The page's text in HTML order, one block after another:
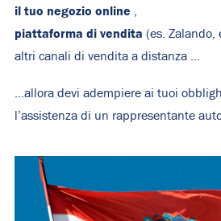
il tuo negozio online
piattaforma di vendita (es. Zalando,
altri canali di vendita a distanza …
…allora devi adempiere ai tuoi
l’assistenza di un rappresentante